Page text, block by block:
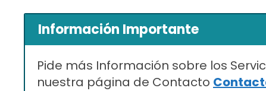
Información Importante
Pide más Información sobre los
nuestra página de Contacto